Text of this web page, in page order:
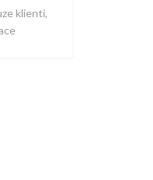
klienti,